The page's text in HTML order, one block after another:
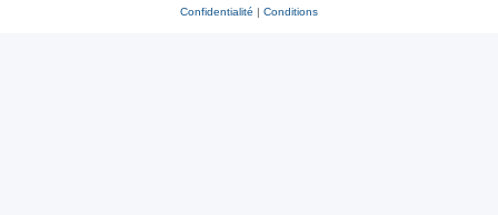
Confidentialité | Conditions